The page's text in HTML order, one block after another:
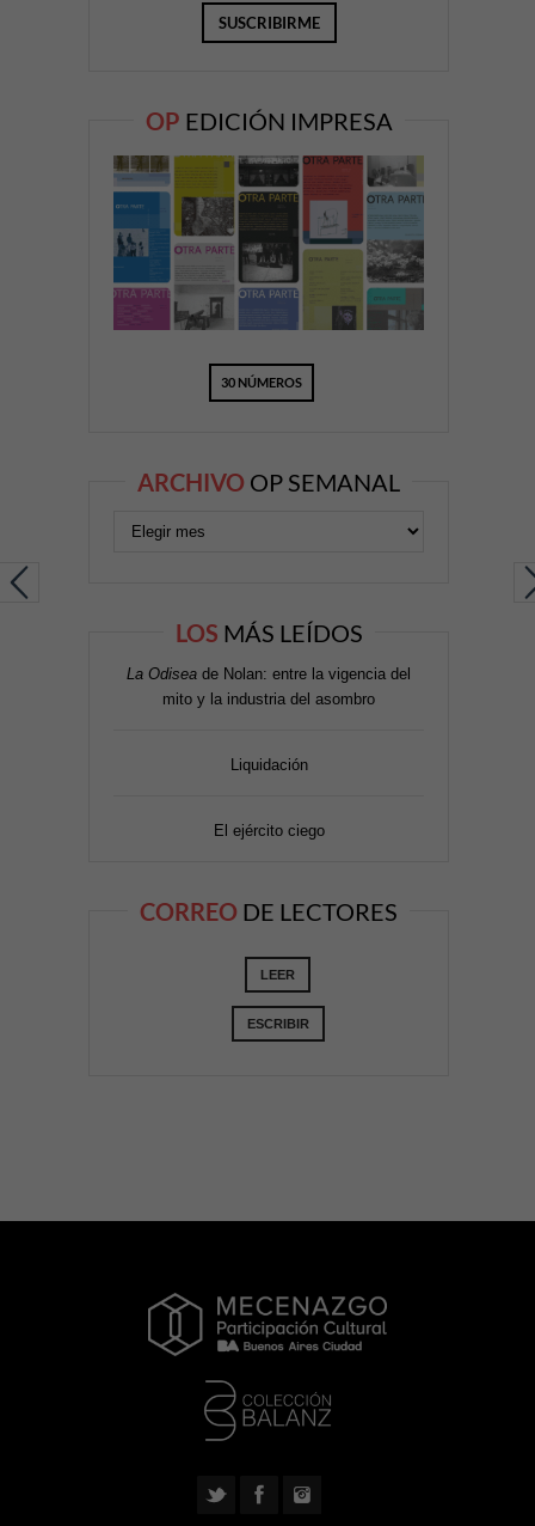
OP EDICIÓN IMPRESA
30 NÚMEROS
ARCHIVO OP SEMANAL
LOS MÁS LEÍDOS
La Odisea de Nolan: entre la vigencia del
mito y la industria del asombro
Liquidación
El ejército ciego
CORREO DE LECTORES
LEER
ESCRIBIR